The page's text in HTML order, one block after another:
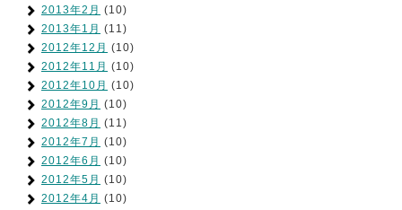
2013年2月 (10)
2013年1月 (11)
2012年12月 (10)
2012年11月 (10)
2012年10月 (10)
2012年9月 (10)
2012年8月 (11)
2012年7月 (10)
2012年6月 (10)
2012年5月 (10)
2012年4月 (10)